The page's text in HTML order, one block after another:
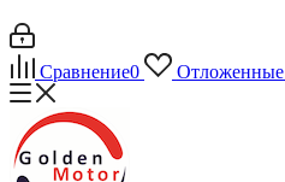
Сравнение0 Отложенные